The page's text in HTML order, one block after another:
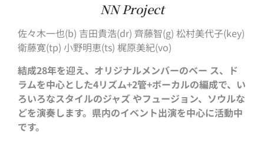
NN Project
佐々木一也(b) 吉田貴浩(dr) 齊藤智(g) 松村美代子(key)
衛藤寛(tp) 小野明恵(ts) 梶原美紀(vo)
結成28年を迎え、オリジナルメンバーのベー ス、ド
ラムを中心とした4リズム+2管+ボーカルの編成で、い
ろいろなスタイルのジャズ やフュージョン、ソウルな
どを演奏します。県内のイベント出演を中心に活動中
です。